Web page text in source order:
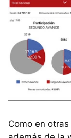
Como en